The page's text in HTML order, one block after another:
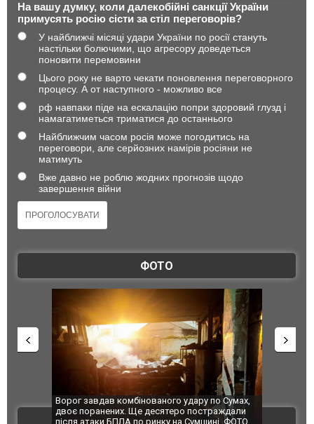
На вашу думку, коли далекобійні санкції України
примусять росію сісти за стіл переговорів?
У найближчі місяці удари України по росії стануть
настільки болючими, що агресору доведеться
поновити перемовини
Цього року не варто чекати поновлення переговорного
процесу. А от наступного - можливо все
рф навпаки піде на ескалацію попри здоровий глузд і
намагатиметься триматися до останнього
Найближчим часом росія може погодитись на
переговори, але серйозних намірів росіяни не
матимуть
Вже давно не роблю жодних прогнозів щодо
завершення війни
ФОТО
Ворог завдав комбінованого удару по Сумах,
двоє поранених. Ще десятеро постраждали
після атаки БПЛА по ринку на Сумщині. ФОТО
За 2000
склад
ВІДЕО